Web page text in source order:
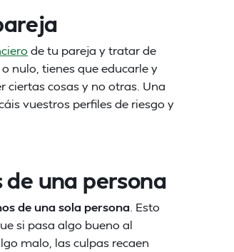
de tu pareja y tratar de
nulo, tienes que educarle y
ciertas cosas y no otras. Una
vuestros perfiles de riesgo y
una persona
de una sola persona . Esto
si pasa algo bueno al
malo, las culpas recaen